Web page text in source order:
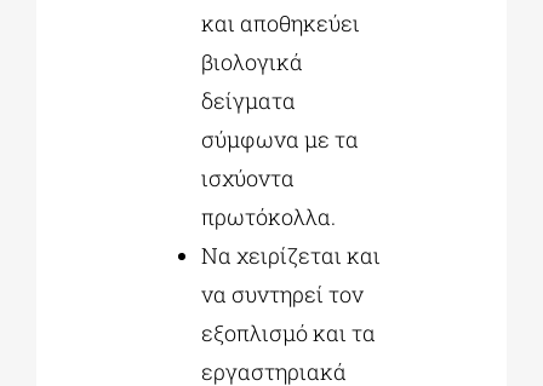
και αποθηκεύει
βιολογικά
δείγματα
σύμφωνα με τα
ισχύοντα
πρωτόκολλα.
Να χειρίζεται και
να συντηρεί τον
εξοπλισμό και τα
εργαστηριακά